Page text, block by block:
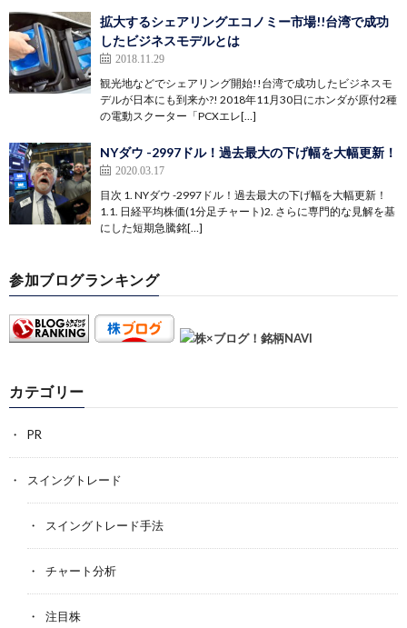
拡大するシェアリングエコノミー市場!!台湾で成功
したビジネスモデルとは
2018.11.29
観光地などでシェアリング開始!!台湾で成功したビジネスモ
デルが日本にも到来か?! 2018年11月30日にホンダが原付2種
の電動スクーター「PCXエレ[…]
NYダウ -2997ドル！過去最大の下げ幅を大幅更新！
2020.03.17
目次 1. NYダウ -2997ドル！過去最大の下げ幅を大幅更新！
1.1. 日経平均株価(1分足チャート)2. さらに専門的な見解を基
にした短期急騰銘[…]
参加ブログランキング
カテゴリー
PR
スイングトレード
スイングトレード手法
チャート分析
注目株